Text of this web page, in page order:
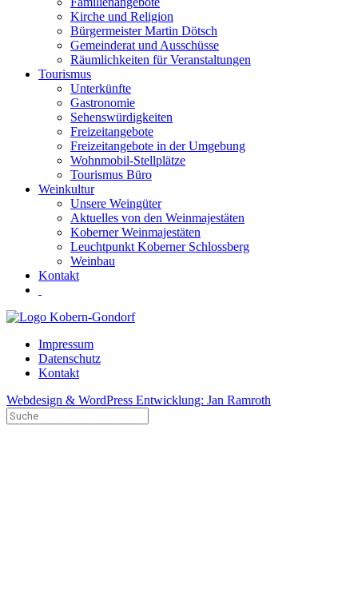
Kirche und Religion
Bürgermeister Martin Dötsch
Gemeinderat und Ausschüsse
Räumlichkeiten für Veranstaltungen
Tourismus
Unterkünfte
Gastronomie
Sehenswürdigkeiten
Freizeitangebote
Freizeitangebote in der Umgebung
Wohnmobil-Stellplätze
Tourismus Büro
Weinkultur
Unsere Weingüter
Aktuelles von den Weinmajestäten
Koberner Weinmajestäten
Leuchtpunkt Koberner Schlossberg
Weinbau
Kontakt
Impressum
Datenschutz
Kontakt
Webdesign & WordPress Entwicklung: Jan Ramroth